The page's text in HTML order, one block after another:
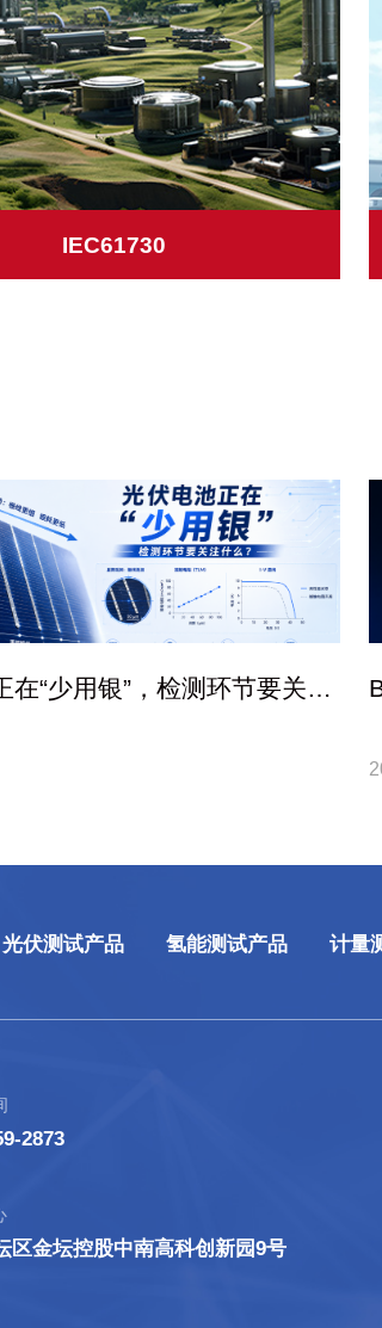
IEC61730
在“少用银”，检测环节要关注
光伏测试产品 氢能测试产品 计量
2873
区金坛控股中南高科创新园9号